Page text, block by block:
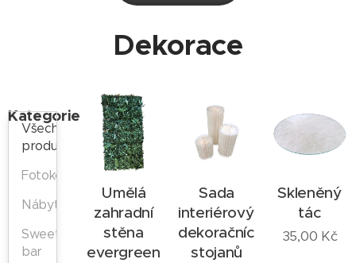
Dekorace
Kategorie
Všechny
produkty
Fotokoutek
Nábytek
Sweet
bar
Umělá
zahradní
stěna
evergreen
Sada
interiérových
dekoračních
stojanů
Skleněný
tác
35,00 Kč